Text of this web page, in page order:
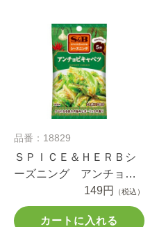
品番：18829
ＳＰＩＣＥ＆ＨＥＲＢシ
ーズニング アンチョビ
キャベツ １０.４ｇ
149円 （税込）
カートに入れる